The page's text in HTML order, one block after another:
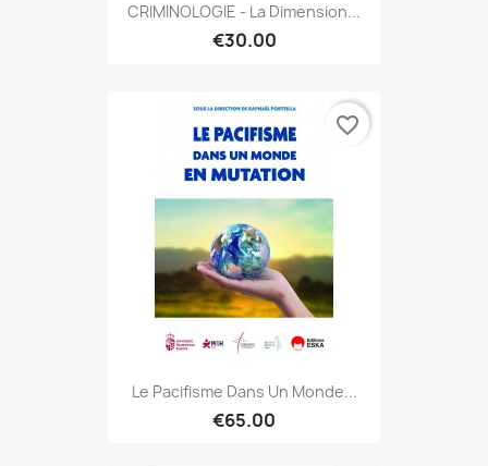
CRIMINOLOGIE - La Dimension...
€30.00
Le Pacifisme Dans Un Monde...
€65.00
favorite_border